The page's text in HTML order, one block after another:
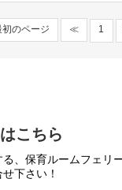
初のページ ≪ 1
こちら
、保育ルームフェリ
下さい！